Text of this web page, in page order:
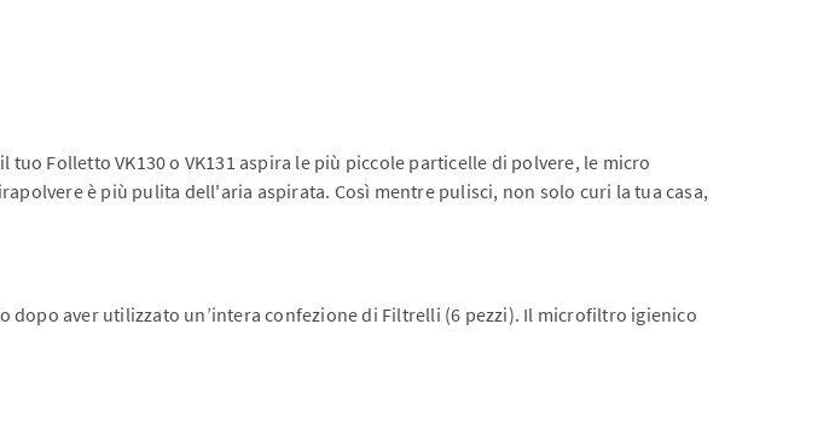
Folletto VK130 o VK131 aspira le più piccole particelle di polvere, le micro
è più pulita dell'aria aspirata. Così mentre pulisci, non solo curi la tua casa,
aver utilizzato un’intera confezione di Filtrelli (6 pezzi). Il microfiltro igienico